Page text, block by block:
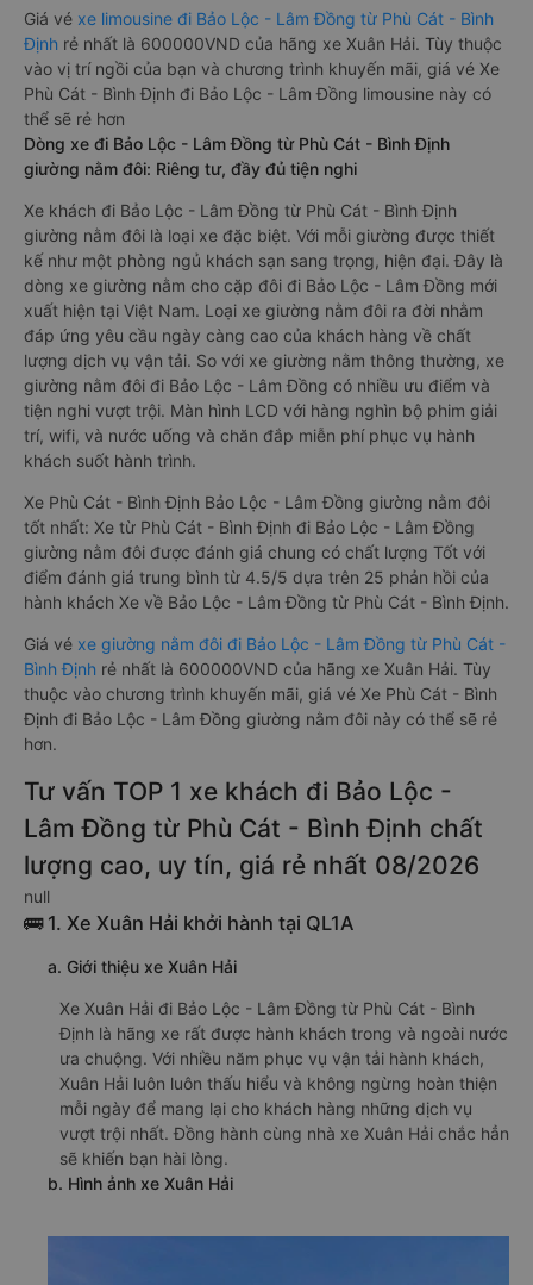
Giá vé xe limousine đi Bảo Lộc - Lâm Đồng từ Phù Cát - Bình
Định rẻ nhất là 600000VND của hãng xe Xuân Hải. Tùy thuộc
vào vị trí ngồi của bạn và chương trình khuyến mãi, giá vé Xe
Phù Cát - Bình Định đi Bảo Lộc - Lâm Đồng limousine này có
thể sẽ rẻ hơn
Dòng xe đi Bảo Lộc - Lâm Đồng từ Phù Cát - Bình Định
giường nằm đôi: Riêng tư, đầy đủ tiện nghi
Xe khách đi Bảo Lộc - Lâm Đồng từ Phù Cát - Bình Định
giường nằm đôi là loại xe đặc biệt. Với mỗi giường được thiết
kế như một phòng ngủ khách sạn sang trọng, hiện đại. Đây là
dòng xe giường nằm cho cặp đôi đi Bảo Lộc - Lâm Đồng mới
xuất hiện tại Việt Nam. Loại xe giường nằm đôi ra đời nhằm
đáp ứng yêu cầu ngày càng cao của khách hàng về chất
lượng dịch vụ vận tải. So với xe giường nằm thông thường, xe
giường nằm đôi đi Bảo Lộc - Lâm Đồng có nhiều ưu điểm và
tiện nghi vượt trội. Màn hình LCD với hàng nghìn bộ phim giải
trí, wifi, và nước uống và chăn đắp miễn phí phục vụ hành
khách suốt hành trình.
Xe Phù Cát - Bình Định Bảo Lộc - Lâm Đồng giường nằm đôi
tốt nhất: Xe từ Phù Cát - Bình Định đi Bảo Lộc - Lâm Đồng
giường nằm đôi được đánh giá chung có chất lượng Tốt với
điểm đánh giá trung bình từ 4.5/5 dựa trên 25 phản hồi của
hành khách Xe về Bảo Lộc - Lâm Đồng từ Phù Cát - Bình Định.
Giá vé xe giường nằm đôi đi Bảo Lộc - Lâm Đồng từ Phù Cát -
Bình Định rẻ nhất là 600000VND của hãng xe Xuân Hải. Tùy
thuộc vào chương trình khuyến mãi, giá vé Xe Phù Cát - Bình
Định đi Bảo Lộc - Lâm Đồng giường nằm đôi này có thể sẽ rẻ
hơn.
Tư vấn TOP 1 xe khách đi Bảo Lộc -
Lâm Đồng từ Phù Cát - Bình Định chất
lượng cao, uy tín, giá rẻ nhất 08/2026
null
🚌 1. Xe Xuân Hải khởi hành tại QL1A
a. Giới thiệu xe Xuân Hải
Xe Xuân Hải đi Bảo Lộc - Lâm Đồng từ Phù Cát - Bình
Định là hãng xe rất được hành khách trong và ngoài nước
ưa chuộng. Với nhiều năm phục vụ vận tải hành khách,
Xuân Hải luôn luôn thấu hiểu và không ngừng hoàn thiện
mỗi ngày để mang lại cho khách hàng những dịch vụ
vượt trội nhất. Đồng hành cùng nhà xe Xuân Hải chắc hẳn
sẽ khiến bạn hài lòng.
b. Hình ảnh xe Xuân Hải